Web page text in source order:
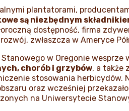
plantatorami,
są niezbędnym
dostępność, firma
zwłaszcza w Ameryce
w Oregonie
chorób i grzybów, a także
stosowania herbicydów.
oraz wcześniej
na Uniwersytecie